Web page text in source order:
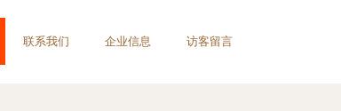
联系我们 企业信息 访客留言